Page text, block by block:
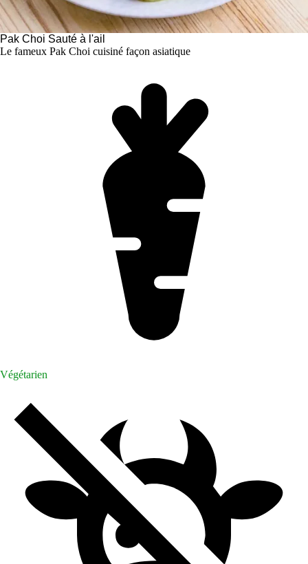
Pak Choi Sauté à l'ail
Le fameux Pak Choi cuisiné façon asiatique
Végétarien